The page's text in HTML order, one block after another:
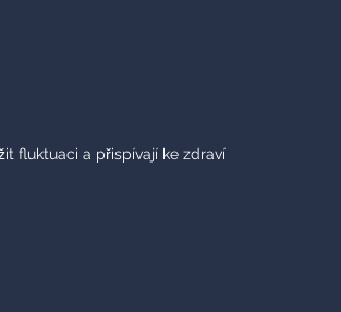
fluktuaci a přispívají ke zdraví